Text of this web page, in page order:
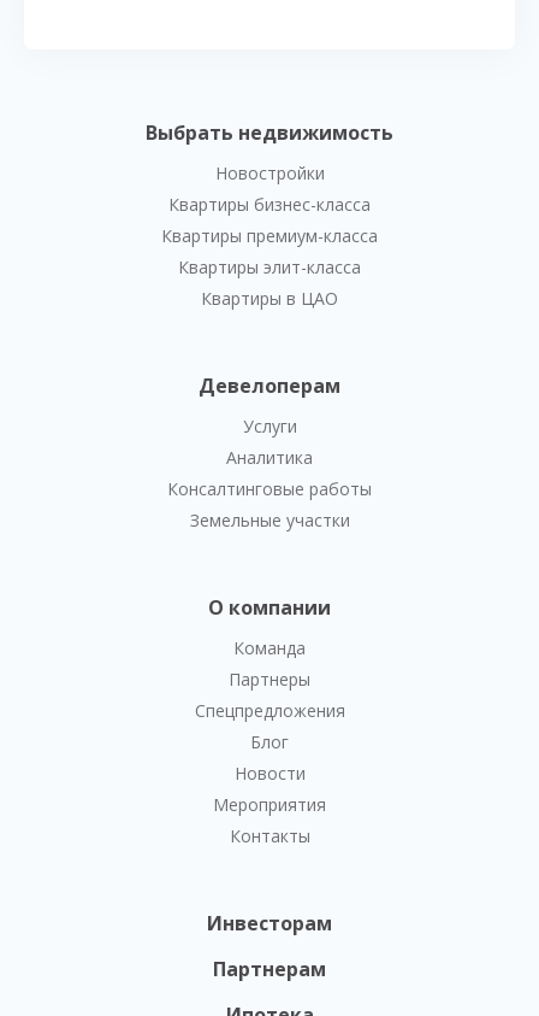
Выбрать недвижимость
Новостройки
Квартиры бизнес-класса
Квартиры премиум-класса
Квартиры элит-класса
Квартиры в ЦАО
Девелоперам
Услуги
Аналитика
Консалтинговые работы
Земельные участки
О компании
Команда
Партнеры
Спецпредложения
Блог
Новости
Мероприятия
Контакты
Инвесторам
Партнерам